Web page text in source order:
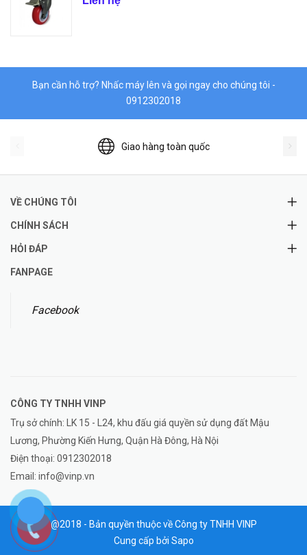
Bạn cần hỗ trợ? Nhấc máy lên và gọi ngay cho chúng tôi -
0912302018
Giao hàng toàn quốc
VỀ CHÚNG TÔI
CHÍNH SÁCH
HỎI ĐÁP
FANPAGE
Facebook
CÔNG TY TNHH VINP
Trụ sở chính: LK 15 - L24, khu đấu giá quyền sử dụng đất Mậu
Lương, Phường Kiến Hưng, Quận Hà Đông, Hà Nội
Điện thoại: 0912302018
Email: info@vinp.vn
@2018 - Bản quyền thuộc về Công ty TNHH VINP
Cung cấp bởi Sapo